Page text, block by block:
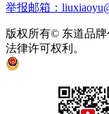
举报邮箱：
版权所有© 东道品牌
法律许可权利。